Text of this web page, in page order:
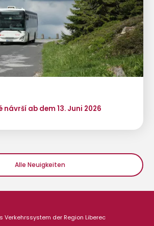
návrší ab dem 13. Juni 2026
Alle Neuigkeiten
Verkehrssystem der Region Liberec